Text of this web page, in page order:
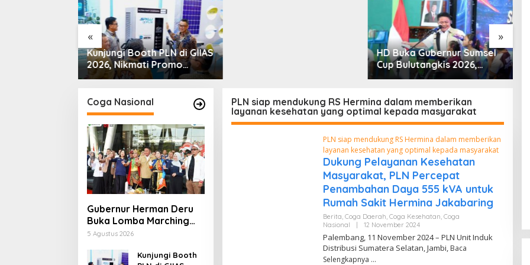
« »
Kunjungi Booth PLN di GIIAS
2026, Nikmati Promo
Tambah Daya 50 Persen
HD Buka Gubernur Sumsel
Cup Bulutangkis 2026,
Ajang Pembinaan Lahirkan
Coga Nasional
Gubernur Herman Deru
Buka Lomba Marching
Band Piala Kemerdekaan
dan Kedisiplinan
5 Agustus 2026
Kunjungi Booth
PLN siap mendukung RS Hermina dalam memberikan
layanan kesehatan yang optimal kepada masyarakat
PLN siap mendukung RS Hermina dalam memberikan
layanan kesehatan yang optimal kepada masyarakat
Dukung Pelayanan Kesehatan
Masyarakat, PLN Percepat
Penambahan Daya 555 kVA untuk
Rumah Sakit Hermina Jakabaring
Berita, Coga Daerah, Coga Kesehatan, Coga
Nasional
12 November 2024O
L
E
H
Palembang, 11 November 2024 – PLN Unit Induk
Distribusi Sumatera Selatan, Jambi, Baca
Selengkapnya